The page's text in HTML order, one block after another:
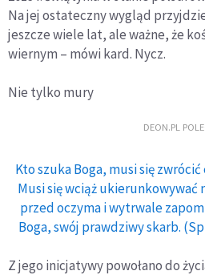
Na jej ostateczny wygląd
jeszcze wiele lat, ale ważne, że
wiernym – mówi kard. Nycz.
Nie tylko mury
DEON.PL
Kto szuka Boga, musi się
Musi się wciąż ukierunkowywać
przed oczyma i wytrwale
Boga, swój prawdziwy skarb.
Z jego inicjatywy powołano do